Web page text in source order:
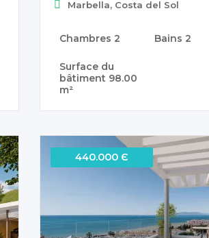
Marbella, Costa del Sol
Chambres 2 Bains 2
Surface du
bâtiment 98.00
m²
440.000 Є